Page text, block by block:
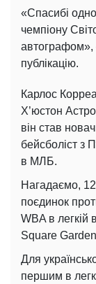
«Спасибі
чемпіону
публікацію.
Карлос
Х’юстон
він став
бейсболіст з
в МЛБ.
Нагадаємо,
поєдинок
WBA в легкій
Square
Для
першим в